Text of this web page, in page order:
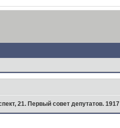
21. Первый совет депутатов. 1917